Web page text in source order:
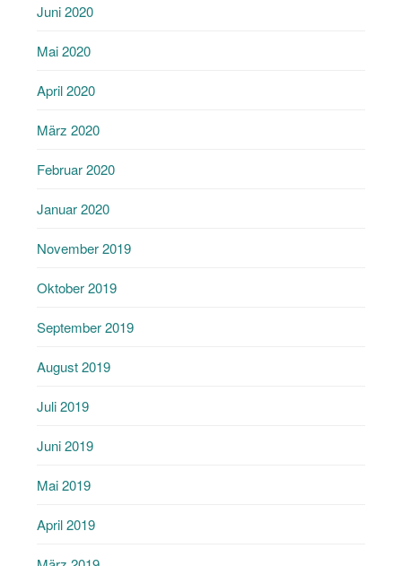
Juni 2020
Mai 2020
April 2020
März 2020
Februar 2020
Januar 2020
November 2019
Oktober 2019
September 2019
August 2019
Juli 2019
Juni 2019
Mai 2019
April 2019